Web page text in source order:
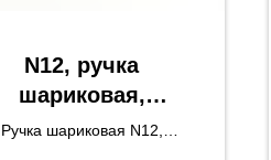
N12, ручка
шариковая,
белый, картон,
Ручка шариковая N12,